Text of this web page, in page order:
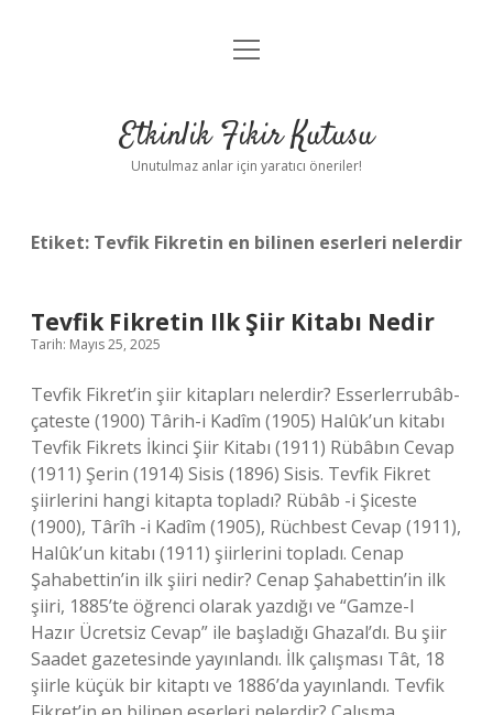
Anasayfa
Yasal Uyarı
menüyü
Etkinlik Fikir Kutusu
Unutulmaz anlar için yaratıcı öneriler!
Etiket: Tevfik Fikretin en bilinen eserleri nelerdir
Tevfik Fikretin Ilk Şiir Kitabı Nedir
Tarih: Mayıs 25, 2025
Tevfik Fikret’in şiir kitapları nelerdir? Esserlerrubâb-
çateste (1900) Târih-i Kadîm (1905) Halûk’un kitabı
Tevfik Fikrets İkinci Şiir Kitabı (1911) Rübâbın Cevap
(1911) Şerin (1914) Sisis (1896) Sisis. Tevfik Fikret
şiirlerini hangi kitapta topladı? Rübâb -i Şiceste
(1900), Târîh -i Kadîm (1905), Rüchbest Cevap (1911),
Halûk’un kitabı (1911) şiirlerini topladı. Cenap
Şahabettin’in ilk şiiri nedir? Cenap Şahabettin’in ilk
şiiri, 1885’te öğrenci olarak yazdığı ve “Gamze-I
Hazır Ücretsiz Cevap” ile başladığı Ghazal’dı. Bu şiir
Saadet gazetesinde yayınlandı. İlk çalışması Tât, 18
şiirle küçük bir kitaptı ve 1886’da yayınlandı. Tevfik